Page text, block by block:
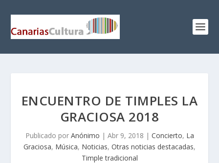
ENCUENTRO DE TIMPLES LA
GRACIOSA 2018
Publicado por Anónimo | Abr 9, 2018 | Concierto, La
Graciosa, Música, Noticias, Otras noticias destacadas,
Timple tradicional